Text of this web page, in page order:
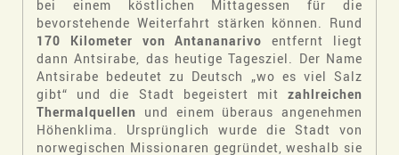
bei einem köstlichen Mittagessen für die
bevorstehende Weiterfahrt stärken können. Rund
170 Kilometer von Antananarivo entfernt liegt
dann Antsirabe, das heutige Tagesziel. Der Name
Antsirabe bedeutet zu Deutsch „wo es viel Salz
gibt“ und die Stadt begeistert mit zahlreichen
Thermalquellen und einem überaus angenehmen
Höhenklima. Ursprünglich wurde die Stadt von
norwegischen Missionaren gegründet, weshalb sie